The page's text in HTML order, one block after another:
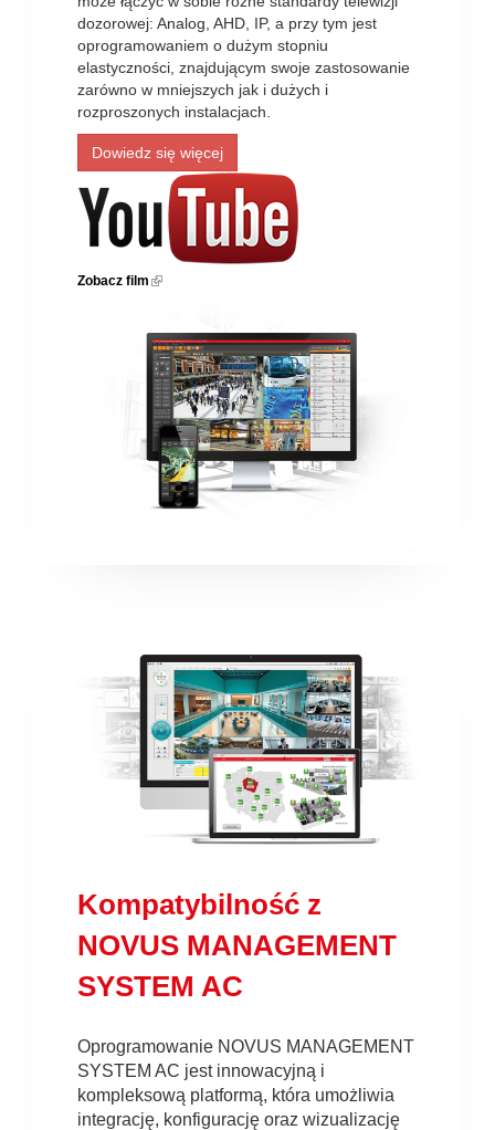
dozorowej: Analog, AHD, IP, a przy tym jest
oprogramowaniem o dużym stopniu
elastyczności, znajdującym swoje zastosowanie
zarówno w mniejszych jak i dużych i
rozproszonych instalacjach.
Dowiedz się więcej
Zobacz film (link is external)
Kompatybilność z
NOVUS MANAGEMENT
SYSTEM AC
Oprogramowanie NOVUS MANAGEMENT
SYSTEM AC jest innowacyjną i
kompleksową platformą, która umożliwia
integrację, konfigurację oraz wizualizację